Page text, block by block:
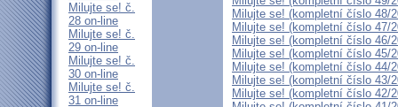
Milujte se! č.
28 on-line
Milujte se! č.
29 on-line
Milujte se! č.
30 on-line
Milujte se! č.
31 on-line
Milujte se! (kompletní číslo 48/
Milujte se! (kompletní číslo 47/
Milujte se! (kompletní číslo 46/
Milujte se! (kompletní číslo 45/
Milujte se! (kompletní číslo 44/
Milujte se! (kompletní číslo 43/
Milujte se! (kompletní číslo 42/